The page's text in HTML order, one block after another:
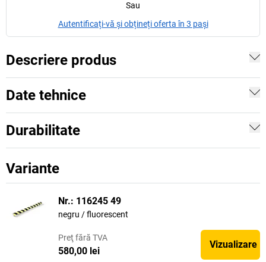
Sau
Autentificați-vă și obțineți oferta în 3 pași
Descriere produs
Date tehnice
Durabilitate
Variante
Nr.: 116245 49
negru / fluorescent
Preţ fără TVA
580,00 lei
Vizualizare